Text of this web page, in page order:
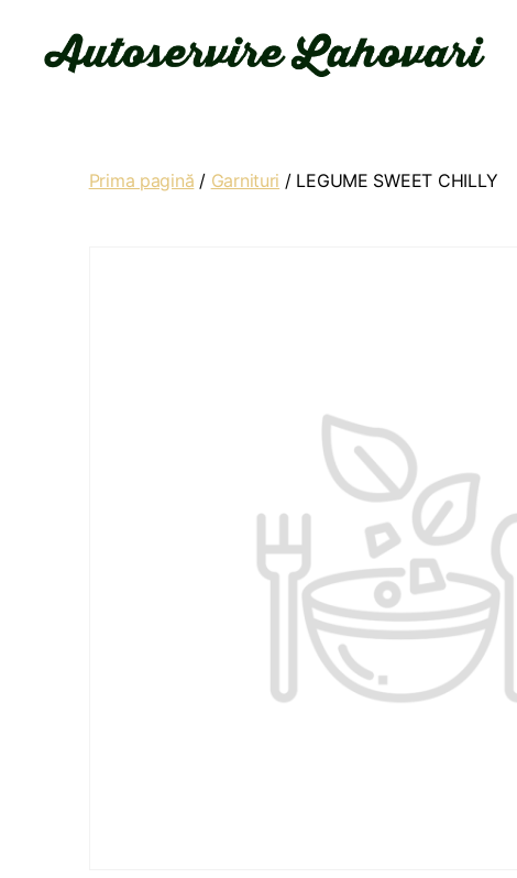
Prima pagină / Garnituri / LEGUME SWEET CHILLY